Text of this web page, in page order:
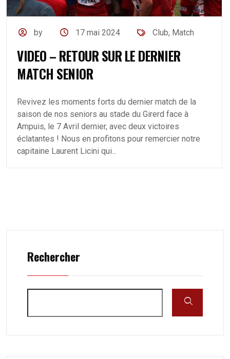
by 17 mai 2024 Club, Match
VIDEO – RETOUR SUR LE DERNIER
MATCH SENIOR
Revivez les moments forts du dernier match de la
saison de nos seniors au stade du Girerd face à
Ampuis, le 7 Avril dernier, avec deux victoires
éclatantes ! Nous en profitons pour remercier notre
capitaine Laurent Licini qui...
Rechercher